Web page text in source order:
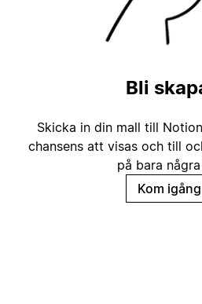
Bli
Skicka in din mall till
chansens att visas och till
på bara
Kom igång